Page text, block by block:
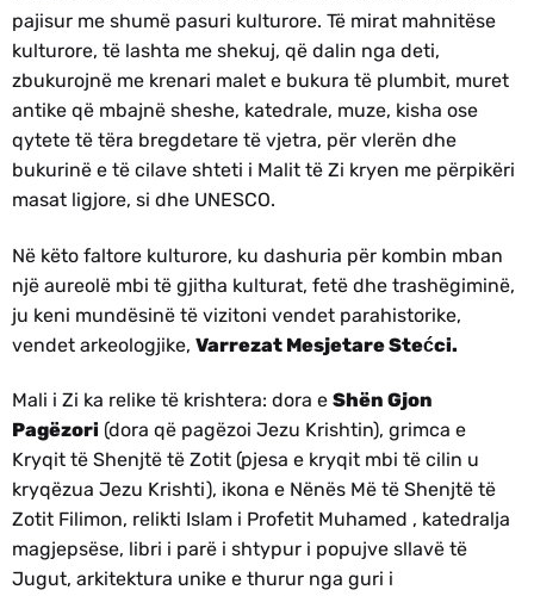
pajisur me shumë pasuri kulturore. Të mirat mahnitëse
kulturore, të lashta me shekuj, që dalin nga deti,
zbukurojnë me krenari malet e bukura të plumbit, muret
antike që mbajnë sheshe, katedrale, muze, kisha ose
qytete të tëra bregdetare të vjetra, për vlerën dhe
bukurinë e të cilave shteti i Malit të Zi kryen me përpikëri
masat ligjore, si dhe UNESCO.
Në këto faltore kulturore, ku dashuria për kombin mban
një aureolë mbi të gjitha kulturat, fetë dhe trashëgiminë,
ju keni mundësinë të vizitoni vendet parahistorike,
vendet arkeologjike, Varrezat Mesjetare Stećci.
Mali i Zi ka relike të krishtera: dora e Shën Gjon
Pagëzori (dora që pagëzoi Jezu Krishtin), grimca e
Kryqit të Shenjtë të Zotit (pjesa e kryqit mbi të cilin u
kryqëzua Jezu Krishti), ikona e Nënës Më të Shenjtë të
Zotit Filimon, relikti Islam i Profetit Muhamed , katedralja
magjepsëse, libri i parë i shtypur i popujve sllavë të
Jugut, arkitektura unike e thurur nga guri i